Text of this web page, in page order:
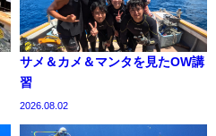
サメ＆カメ＆マンタを見たOW講
習
2026.08.02